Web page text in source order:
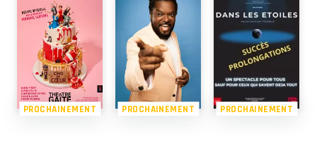
PROCHAINEMENT PROCHAINEMENT PROCHAINEMENT